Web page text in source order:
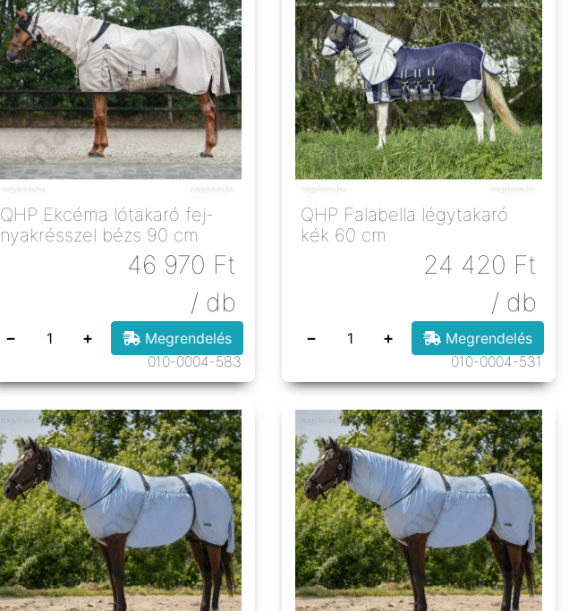
QHP Ekcéma lótakaró fej-
nyakrésszel bézs 90 cm
46 970 Ft
/ db
− +
Megrendelés
010-0004-583
QHP Falabella légytakaró
kék 60 cm
24 420 Ft
/ db
− +
Megrendelés
010-0004-531